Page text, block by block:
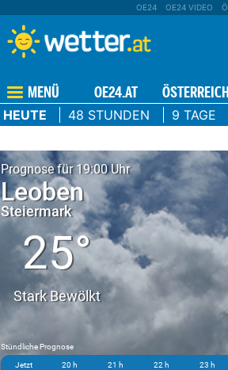
OE24 OE24 VIDEO
MENÜ OE24.AT ÖSTERREICH
HEUTE 48 STUNDEN 9 TAGE
Prognose für 19:00 Uhr
Leoben
Steiermark
25°
Stark Bewölkt
Stündliche Prognose
Jetzt 20 h 21 h 22 h 23 h